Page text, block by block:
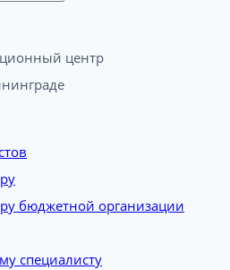
центр
бюджетной организации
специалисту